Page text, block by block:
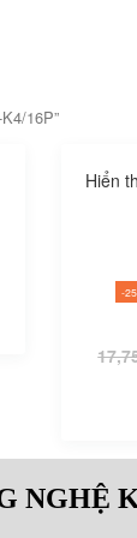
16P”
Hiển
-
NGHỆ